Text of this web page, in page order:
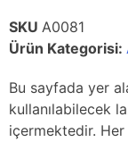
SKU A0081
Ürün Kategorisi:
Bu sayfada yer
kullanılabilecek
içermektedir.